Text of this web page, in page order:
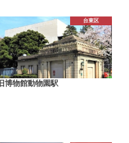
台東区
旧博物館動物園駅